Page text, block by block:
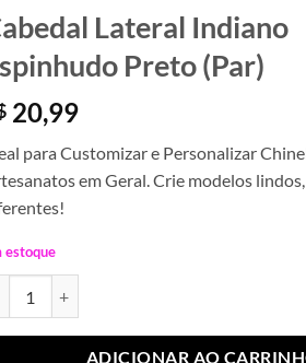
Lateral Indiano
Preto (Par)
20,99
para Customizar e Personalizar
em Geral. Crie modelos
estoque
ADICIONAR AO